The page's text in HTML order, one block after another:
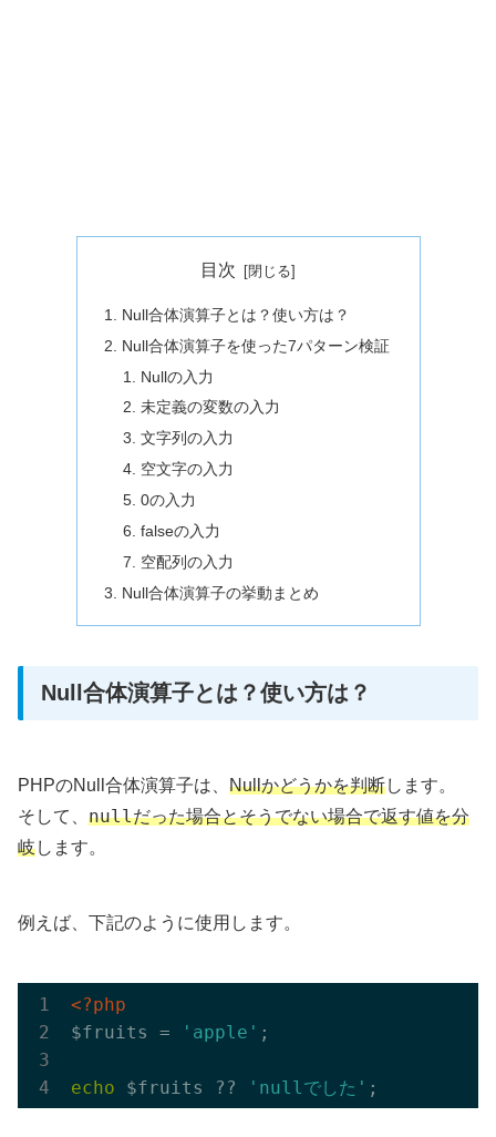
目次
Null合体演算子とは？使い方は？
Null合体演算子を使った7パターン検証
Nullの入力
未定義の変数の入力
文字列の入力
空文字の入力
0の入力
falseの入力
空配列の入力
Null合体演算子の挙動まとめ
Null合体演算子とは？使い方は？
PHPのNull合体演算子は、 Nullかどうかを判断します。
そして、 nullだった場合とそうでない場合で返す値を分
岐します。
例えば、下記のように使用します。
<?php
$fruits =
'apple' ;
echo $fruits ?? 'nullでした'